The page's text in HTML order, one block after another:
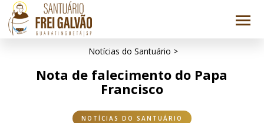
Notícias do Santuário >
Nota de falecimento do Papa
Francisco
NOTÍCIAS DO SANTUÁRIO